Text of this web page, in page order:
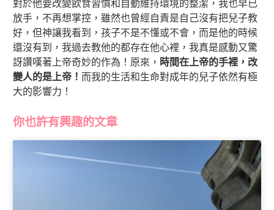
對於他要改變飲食習慣和自動維持環境的整潔，我也早已
放手，不再想掌控，雖然也曾經自責是自己沒有把兒子教
好，但神讓我看到，孩子不是不懂或不會，而是他的時候
還沒有到，我過去教他的都存在他心裡，我真是感動又驚
訝讚嘆著上帝奇妙的作為！原來， 時間在上帝的手裡，改
變人的是上帝！ 而我的生活和生命對成年的兒子依然有極
大的影響力！
你也許有興趣的文章